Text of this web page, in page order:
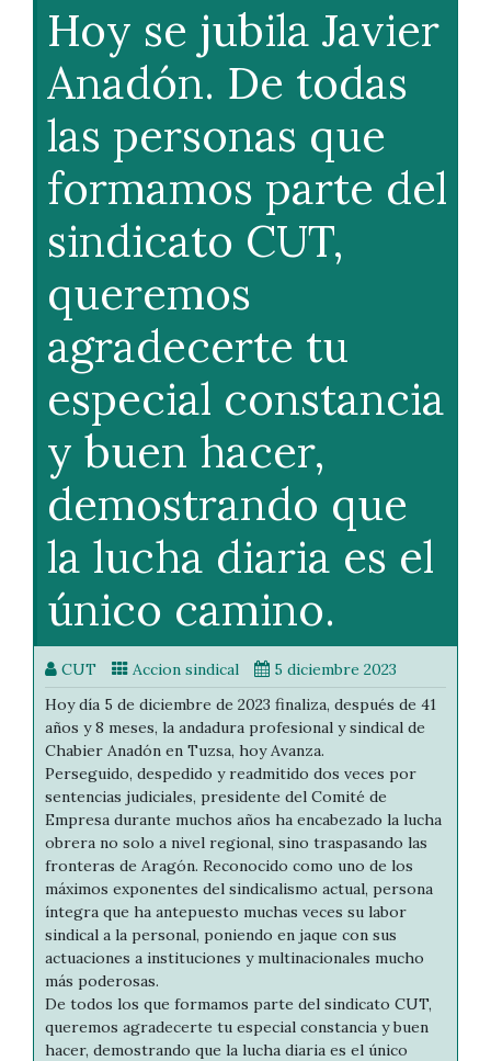
Hoy se jubila Javier
Anadón. De todas
las personas que
formamos parte del
sindicato CUT,
queremos
agradecerte tu
especial constancia
y buen hacer,
demostrando que
la lucha diaria es el
único camino.
CUT Accion sindical
5 diciembre 2023
Hoy día 5 de diciembre de 2023 finaliza, después de 41
años y 8 meses, la andadura profesional y sindical de
Chabier Anadón en Tuzsa, hoy Avanza.
Perseguido, despedido y readmitido dos veces por
sentencias judiciales, presidente del Comité de
Empresa durante muchos años ha encabezado la lucha
obrera no solo a nivel regional, sino traspasando las
fronteras de Aragón. Reconocido como uno de los
máximos exponentes del sindicalismo actual, persona
íntegra que ha antepuesto muchas veces su labor
sindical a la personal, poniendo en jaque con sus
actuaciones a instituciones y multinacionales mucho
más poderosas.
De todos los que formamos parte del sindicato CUT,
queremos agradecerte tu especial constancia y buen
hacer, demostrando que la lucha diaria es el único